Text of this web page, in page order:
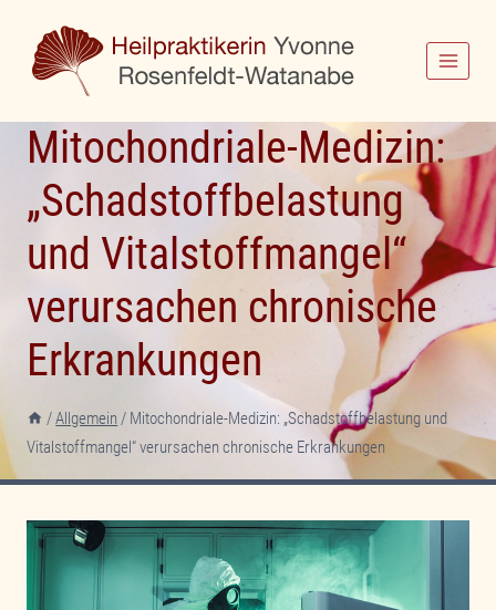
Inhalt
springen
Mitochondriale-Medizin:
„Schadstoffbelastung
und Vitalstoffmangel“
verursachen chronische
Erkrankungen
/Allgemein / Mitochondriale-Medizin: „Schadstoffbelastung und
Vitalstoffmangel“ verursachen chronische Erkrankungen